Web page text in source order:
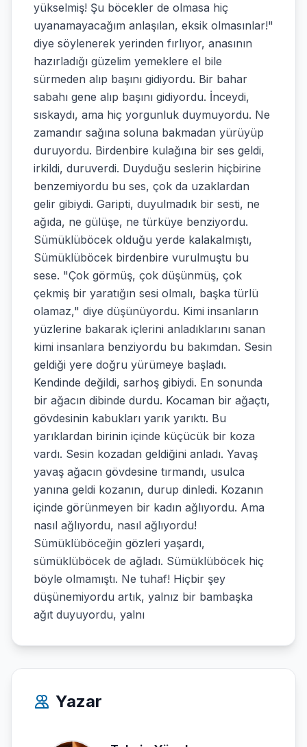
yükselmiş! Şu böcekler de olmasa hiç
uyanamayacağım anlaşılan, eksik olmasınlar!"
diye söylenerek yerinden fırlıyor, anasının
hazırladığı güzelim yemeklere el bile
sürmeden alıp başını gidiyordu. Bir bahar
sabahı gene alıp başını gidiyordu. İnceydi,
sıskaydı, ama hiç yorgunluk duymuyordu. Ne
zamandır sağına soluna bakmadan yürüyüp
duruyordu. Birdenbire kulağına bir ses geldi,
irkildi, duruverdi. Duyduğu seslerin hiçbirine
benzemiyordu bu ses, çok da uzaklardan
gelir gibiydi. Garipti, duyulmadık bir sesti, ne
ağıda, ne gülüşe, ne türküye benziyordu.
Sümüklüböcek olduğu yerde kalakalmıştı,
Sümüklüböcek birdenbire vurulmuştu bu
sese. "Çok görmüş, çok düşünmüş, çok
çekmiş bir yaratığın sesi olmalı, başka türlü
olamaz," diye düşünüyordu. Kimi insanların
yüzlerine bakarak içlerini anladıklarını sanan
kimi insanlara benziyordu bu bakımdan. Sesin
geldiği yere doğru yürümeye başladı.
Kendinde değildi, sarhoş gibiydi. En sonunda
bir ağacın dibinde durdu. Kocaman bir ağaçtı,
gövdesinin kabukları yarık yarıktı. Bu
yarıklardan birinin içinde küçücük bir koza
vardı. Sesin kozadan geldiğini anladı. Yavaş
yavaş ağacın gövdesine tırmandı, usulca
yanına geldi kozanın, durup dinledi. Kozanın
içinde görünmeyen bir kadın ağlıyordu. Ama
nasıl ağlıyordu, nasıl ağlıyordu!
Sümüklüböceğin gözleri yaşardı,
sümüklüböcek de ağladı. Sümüklüböcek hiç
böyle olmamıştı. Ne tuhaf! Hiçbir şey
düşünemiyordu artık, yalnız bir bambaşka
ağıt duyuyordu, yalnı
Yazar